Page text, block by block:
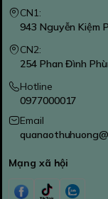
CN1:
943 Nguyễn Kiệm
CN2:
254 Phan Đình
Hotline
0977000017
Email
Mạng xã hội